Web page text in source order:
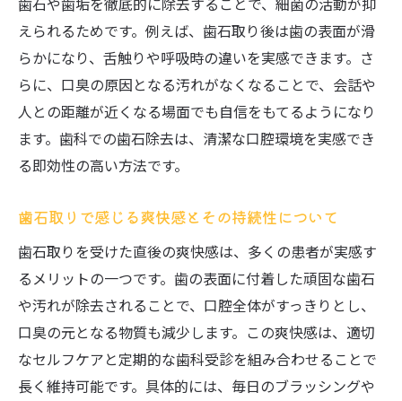
歯石取り経験者が語る実感できた効果
歯科医がすすめる歯石除去の判断基準につ
いて
歯石を取るべきか迷ったときのポイント
歯科での相談が迷い解決に役立つ理由
歯石取りを怠ると起こるリスクとは
歯科で歯石取りを怠ると増す口腔トラブル
歯石放置が引き起こす歯周病や口臭の危険
歯科での歯石除去が健康リスクを減らす理
由
歯石取りを後回しにすることの長期的な影
響
えられるためです。例えば、歯石取り後は歯の表面が滑
らかになり、舌触りや呼吸時の違いを実感できます。さ
らに、口臭の原因となる汚れがなくなることで、会話や
人との距離が近くなる場面でも自信をもてるようになり
ます。歯科での歯石除去は、清潔な口腔環境を実感でき
る即効性の高い方法です。
歯石取りで感じる爽快感とその持続性について
歯石取りを受けた直後の爽快感は、多くの患者が実感す
るメリットの一つです。歯の表面に付着した頑固な歯石
や汚れが除去されることで、口腔全体がすっきりとし、
口臭の元となる物質も減少します。この爽快感は、適切
なセルフケアと定期的な歯科受診を組み合わせることで
長く維持可能です。具体的には、毎日のブラッシングや